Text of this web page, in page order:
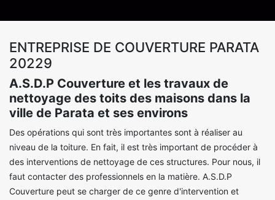
ENTREPRISE DE COUVERTURE PARATA
20229
A.S.D.P Couverture et les travaux de
nettoyage des toits des maisons dans la
ville de Parata et ses environs
Des opérations qui sont très importantes sont à réaliser au
niveau de la toiture. En fait, il est très important de procéder à
des interventions de nettoyage de ces structures. Pour nous, il
faut contacter des professionnels en la matière. A.S.D.P
Couverture peut se charger de ce genre d'intervention et